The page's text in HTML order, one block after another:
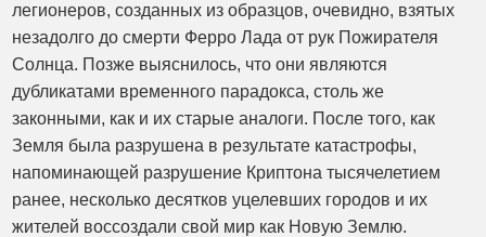
легионеров, созданных из образцов, очевидно, взятых
незадолго до смерти Ферро Лада от рук Пожирателя
Солнца. Позже выяснилось, что они являются
дубликатами временного парадокса, столь же
законными, как и их старые аналоги. После того, как
Земля была разрушена в результате катастрофы,
напоминающей разрушение Криптона тысячелетием
ранее, несколько десятков уцелевших городов и их
жителей воссоздали свой мир как Новую Землю.